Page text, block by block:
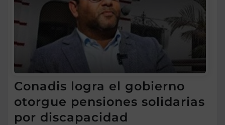
Conadis logra el gobierno
otorgue pensiones solidarias
por discapacidad